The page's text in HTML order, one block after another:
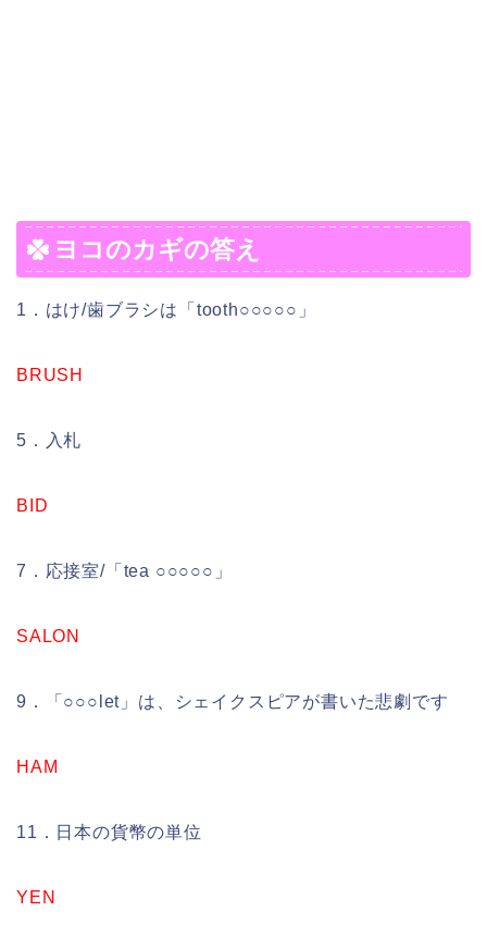
ヨコのカギの答え
1．はけ/歯ブラシは「tooth○○○○○」
BRUSH
5．入札
BID
7．応接室/「tea ○○○○○」
SALON
9．「○○○let」は、シェイクスピアが書いた悲劇です
HAM
11．日本の貨幣の単位
YEN